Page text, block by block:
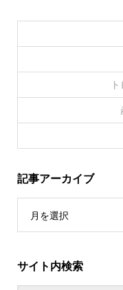
記事アーカイブ
月を選択
サイト内検索